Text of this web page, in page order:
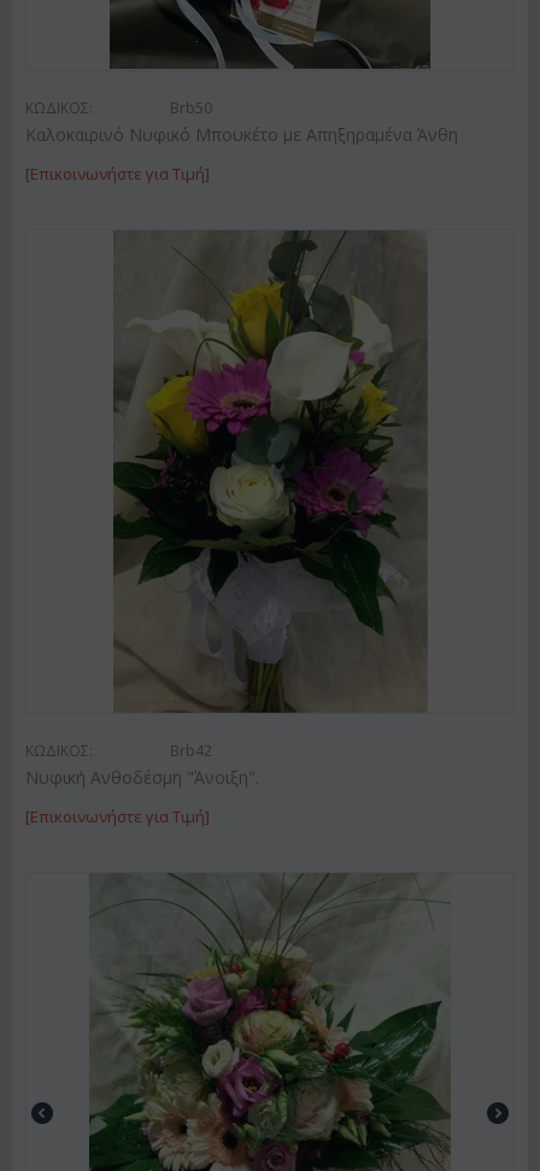
ΚΩΔΙΚΟΣ: Brb50
Καλοκαιρινό Νυφικό Μπουκέτο με Απηξηραμένα Άνθη
[Επικοινωνήστε για Τιμή]
ΚΩΔΙΚΟΣ: Brb42
Νυφική Ανθοδέσμη "Άνοιξη".
[Επικοινωνήστε για Τιμή]